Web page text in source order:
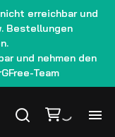
erreichbar und
Bestellungen
und nehmen den
Team